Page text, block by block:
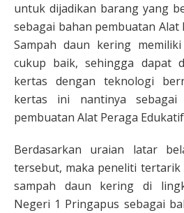
untuk dijadikan barang yang
sebagai bahan pembuatan Alat
Sampah daun kering
cukup baik, sehingga dapat
kertas dengan teknologi
kertas ini nantinya
pembuatan Alat Peraga
Berdasarkan uraian latar
tersebut, maka peneliti
sampah daun kering di
Negeri 1 Pringapus sebagai